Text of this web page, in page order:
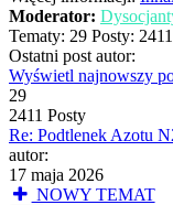
Moderator:
Tematy: 29 Posty: 2411
Ostatni post autor:
Wyświetl najnowszy
29
2411 Posty
Re: Podtlenek Azotu
autor:
17 maja 2026
NOWY TEMAT